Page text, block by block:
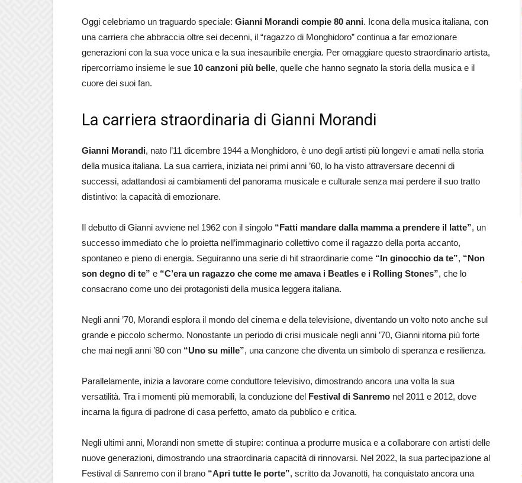
Oggi celebriamo un traguardo speciale: Gianni Morandi compie 80 anni. Icona della musica italiana, con
una carriera che abbraccia oltre sei decenni, il “ragazzo di Monghidoro” continua a far emozionare
generazioni con la sua voce unica e la sua inesauribile energia. Per omaggiare questo straordinario artista,
ripercorriamo insieme le sue 10 canzoni più belle, quelle che hanno segnato la storia della musica e il
cuore dei suoi fan.
La carriera straordinaria di Gianni Morandi
Gianni Morandi, nato l’11 dicembre 1944 a Monghidoro, è uno degli artisti più longevi e amati nella storia
della musica italiana. La sua carriera, iniziata nei primi anni ’60, lo ha visto attraversare decenni di
successi, adattandosi ai cambiamenti del panorama musicale e culturale senza mai perdere il suo tratto
distintivo: la capacità di emozionare.
Il debutto di Gianni avviene nel 1962 con il singolo “Fatti mandare dalla mamma a prendere il latte”, un
successo immediato che lo proietta nell’immaginario collettivo come il ragazzo della porta accanto,
spontaneo e pieno di energia. Seguiranno una serie di hit straordinarie come “In ginocchio da te”, “Non
son degno di te” e “C’era un ragazzo che come me amava i Beatles e i Rolling Stones”, che lo
consacrano come uno dei protagonisti della musica leggera italiana.
Negli anni ’70, Morandi esplora il mondo del cinema e della televisione, diventando un volto noto anche sul
grande e piccolo schermo. Nonostante un periodo di crisi musicale negli anni ’70, Gianni ritorna più forte
che mai negli anni ’80 con “Uno su mille”, una canzone che diventa un simbolo di speranza e resilienza.
Parallelamente, inizia a lavorare come conduttore televisivo, dimostrando ancora una volta la sua
versatilità. Tra i momenti più memorabili, la conduzione del Festival di Sanremo nel 2011 e 2012, dove
incarna la figura di padrone di casa perfetto, amato da pubblico e critica.
Negli ultimi anni, Morandi non smette di stupire: continua a produrre musica e a collaborare con artisti delle
nuove generazioni, dimostrando una straordinaria capacità di rinnovarsi. Nel 2022, la sua partecipazione al
Festival di Sanremo con il brano “Apri tutte le porte”, scritto da Jovanotti, ha conquistato ancora una